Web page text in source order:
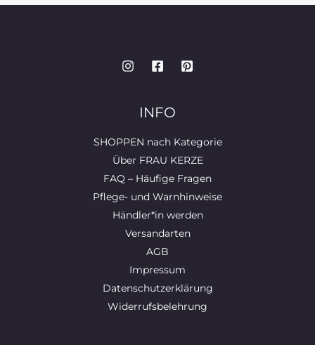
INFO
SHOPPEN nach Kategorie
Über FRAU KERZE
FAQ – Häufige Fragen
Pflege- und Warnhinweise
Händler*in werden
Versandarten
AGB
Impressum
Datenschutzerklärung
Widerrufsbelehrung